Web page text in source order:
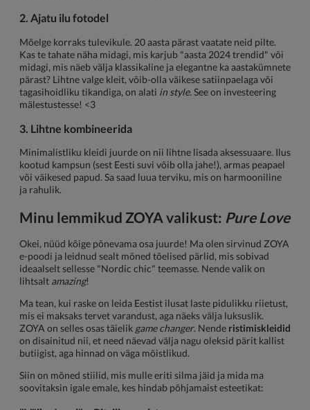
2. Ajatu ilu fotodel
Mõelge korraks tulevikule. 20 aasta pärast vaatate neid pilte.
Kas te tahate näha midagi, mis karjub "aasta 2024 trendid" või
midagi, mis näeb välja klassikaline ja elegantne ka aastakümnete
pärast? Lihtne valge kleit, võib-olla väikese satiinpaelaga või
tagasihoidliku tikandiga, on alati in style. See on investeering
mälestustesse! <3
3. Lihtne kombineerida
Minimalistliku kleidi juurde on nii lihtne lisada aksessuaare. Ilus
kootud kampsun (sest Eesti suvi võib olla jahe!), armas peapael
või väikesed papud. Sa saad luua terviku, mis on harmooniline
ja rahulik.
Minu lemmikud ZOYA valikust: Pure Love
Okei, nüüd kõige põnevama osa juurde! Ma olen sirvinud ZOYA
e-poodi ja leidnud sealt mõned tõelised pärlid, mis sobivad
ideaalselt sellesse "Nordic chic" teemasse. Nende valik on
lihtsalt amazing!
Ma tean, kui raske on leida Eestist ilusat laste pidulikku riietust,
mis ei maksaks tervet varandust, aga näeks välja luksuslik.
ZOYA on selles osas täielik game changer. Nende ristimiskleidid
on disainitud nii, et need näevad välja nagu oleksid pärit kallist
butiigist, aga hinnad on väga mõistlikud.
Siin on mõned stiilid, mis mulle eriti silma jäid ja mida ma
soovitaksin igale emale, kes hindab põhjamaist esteetikat: